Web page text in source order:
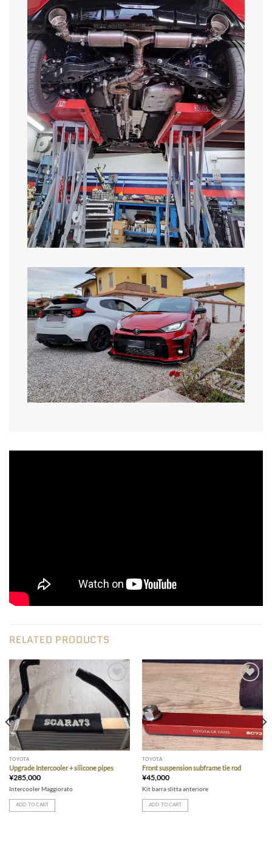
RELATED PRODUCTS
Add to wishlist
TOYOTA
Upgrade Intercooler + silicone pipes
¥285,000
Intercooler Maggiorato
ADD TO CART
Add to wishlist
TOYOTA
Front suspension subframe tie rod
¥45,000
Kit barra slitta anteriore
ADD TO CART